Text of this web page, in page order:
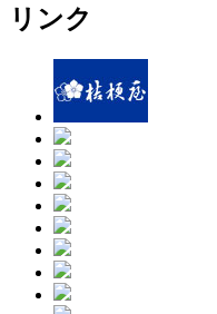
リンク